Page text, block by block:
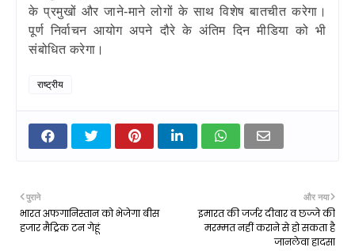
के प्रमुखों और जाने-माने लोगों के साथ विशेष बातचीत करेगा।
पूर्ण निर्वाचन आयोग अपने दौरे के अंतिम दिन मीडिया को भी
संबोधित करेगा।
राष्ट्रीय
और नया
इमारत की जर्जर दीवार व छज्जे की
मरम्मत नहीं कराने से हो सकता है
जानलेवा हादसा
पुराने
भारत अफगानिस्तान को भेजेगा बीस
हजार मैट्रिक टन गेहूं